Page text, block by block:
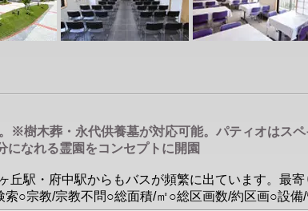
樹木葬・永代供養墓が対応可能。パティオはス
になれる霊園をコンセプトに開園
駅・府中駅からもバスが頻繁に出ています。最
○宗教/宗教不問○総面積/㎡○総区画数/約区画○設